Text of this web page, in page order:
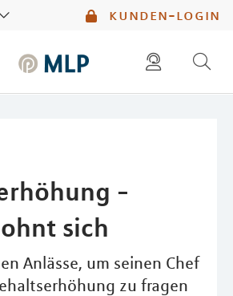
kunden-login
-
sich
Anlässe, um seinen Chef
zu fragen